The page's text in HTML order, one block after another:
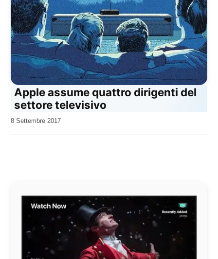
Apple assume quattro dirigenti del
settore televisivo
da
8 Settembre 2017